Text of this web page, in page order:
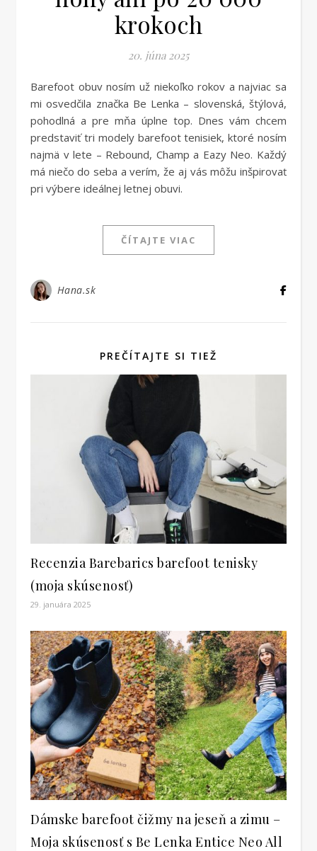
krokoch
20. júna 2025
Barefoot obuv nosím už niekoľko rokov a najviac sa
mi osvedčila značka Be Lenka – slovenská, štýlová,
pohodlná a pre mňa úplne top. Dnes vám chcem
predstaviť tri modely barefoot tenisiek, ktoré nosím
najmä v lete – Rebound, Champ a Eazy Neo. Každý
má niečo do seba a verím, že aj vás môžu inšpirovať
pri výbere ideálnej letnej obuvi.
ČÍTAJTE VIAC
Hana.sk
PREČÍTAJTE SI TIEŽ
Recenzia Barebarics barefoot tenisky
(moja skúsenosť)
29. januára 2025
Dámske barefoot čižmy na jeseň a zimu –
Moja skúsenosť s Be Lenka Entice Neo All